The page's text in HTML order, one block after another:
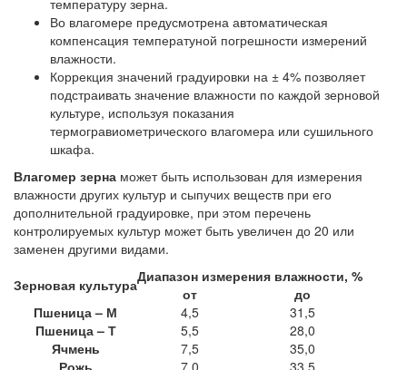
температуру зерна.
Во влагомере предусмотрена автоматическая
компенсация температуной погрешности измерений
влажности.
Коррекция значений градуировки на ± 4% позволяет
подстраивать значение влажности по каждой зерновой
культуре, используя показания
термогравиометрического влагомера или сушильного
шкафа.
Влагомер зерна может быть использован для измерения
влажности других культур и сыпучих веществ при его
дополнительной градуировке, при этом перечень
контролируемых культур может быть увеличен до 20 или
заменен другими видами.
Зерновая культураДиапазон измерения влажности, %
от
до
Пшеница – М
4,5
31,5
Пшеница – Т
5,5
28,0
Ячмень
7,5
35,0
Рожь
7,0
33,5